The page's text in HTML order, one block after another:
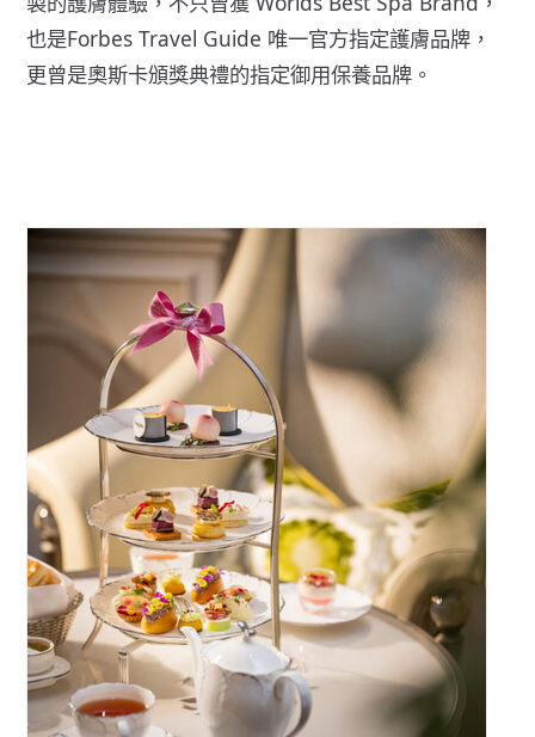
也是Forbes Travel Guide 唯一官方指定護膚品牌，
更曾是奧斯卡頒獎典禮的指定御用保養品牌。